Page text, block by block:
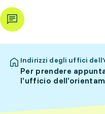
Indirizzi degli uffici
Per prendere
l’ufficio